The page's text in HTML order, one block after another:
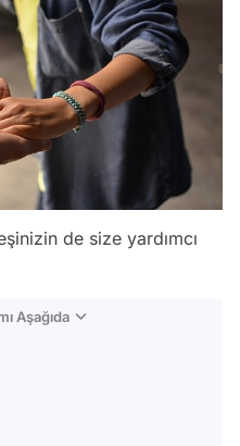
de size yardımcı
Aşağıda